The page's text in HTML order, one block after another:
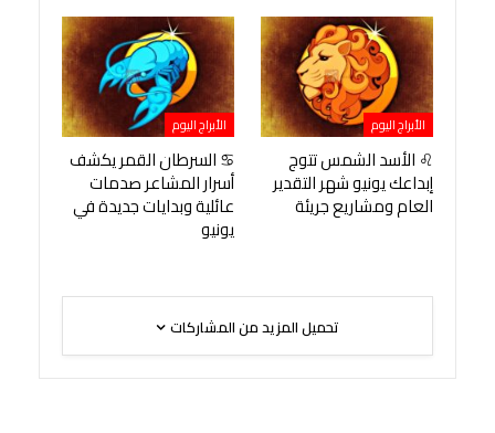
الأبراج اليوم
♌ الأسد الشمس تتوج
إبداعك يونيو شهر التقدير
العام ومشاريع جريئة
الأبراج اليوم
♋ السرطان القمر يكشف
أسرار المشاعر صدمات
عائلية وبدايات جديدة في
يونيو
تحميل المزيد من المشاركات